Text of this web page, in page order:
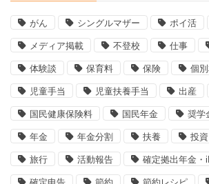
がん シングルマザー ポイ活
メディア掲載 不登校 仕事
体験談 保育料 保険 個
児童手当 児童扶養手当 出産
国民健康保険料 国民年金 奨学
年金 年金分割 扶養 投資
旅行 活動報告 確定拠出年金・